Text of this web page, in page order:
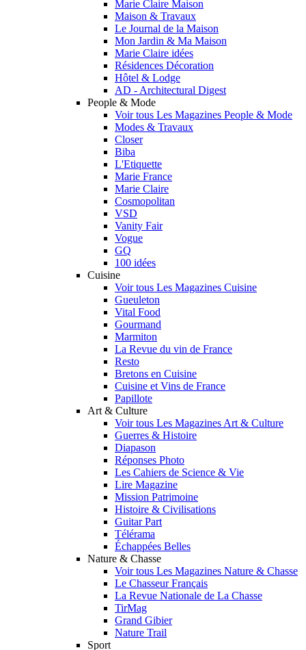
Marie Claire Maison
Maison & Travaux
Le Journal de la Maison
Mon Jardin & Ma Maison
Marie Claire idées
Résidences Décoration
Hôtel & Lodge
AD - Architectural Digest
People & Mode
Voir tous Les Magazines People & Mode
Modes & Travaux
Closer
Biba
L'Etiquette
Marie France
Marie Claire
Cosmopolitan
VSD
Vanity Fair
Vogue
GQ
100 idées
Cuisine
Voir tous Les Magazines Cuisine
Gueuleton
Vital Food
Gourmand
Marmiton
La Revue du vin de France
Resto
Bretons en Cuisine
Cuisine et Vins de France
Papillote
Art & Culture
Voir tous Les Magazines Art & Culture
Guerres & Histoire
Diapason
Réponses Photo
Les Cahiers de Science & Vie
Lire Magazine
Mission Patrimoine
Histoire & Civilisations
Guitar Part
Télérama
Échappées Belles
Nature & Chasse
Voir tous Les Magazines Nature & Chasse
Le Chasseur Français
La Revue Nationale de La Chasse
TirMag
Grand Gibier
Nature Trail
Sport